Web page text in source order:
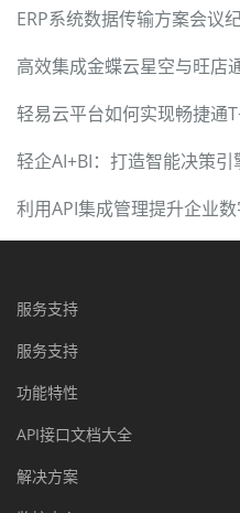
ERP系统数据传输方案会议
高效集成金蝶云星空与旺店
轻易云平台如何实现畅捷通
轻企AI+BI：打造智能决策
利用API集成管理提升企业
服务支持
服务支持
功能特性
API接口文档大全
解决方案